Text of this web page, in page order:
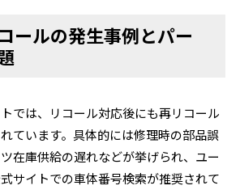
ールの発生事例とパー
では、リコール対応後にも再リコール
ています。具体的には修理時の部品誤
在庫供給の遅れなどが挙げられ、ユー
サイトでの車体番号検索が推奨されて